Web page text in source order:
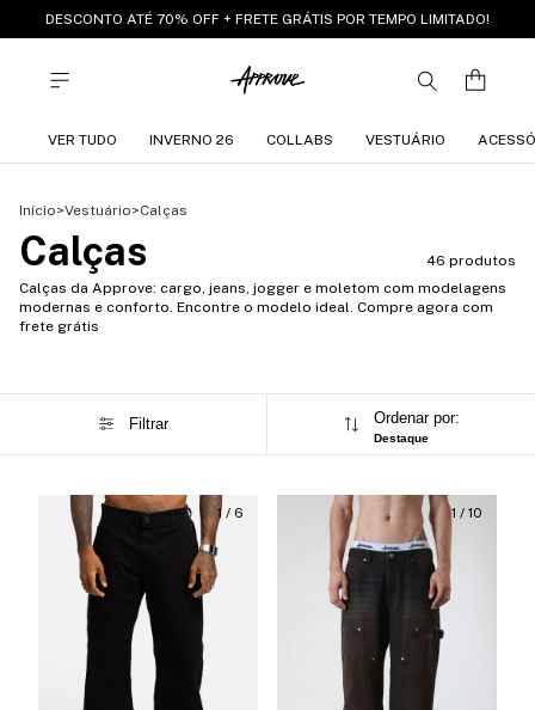
DESCONTO ATÉ 70% OFF + FRETE GRÁTIS POR TEMPO LIMITADO!
VER TUDO INVERNO 26 COLLABS VESTUÁRIO
Início>Vestuário>Calças
Calças
46 produtos
Calças da Approve: cargo, jeans, jogger e moletom com modelagens
modernas e conforto. Encontre o modelo ideal. Compre agora com
frete grátis
Filtrar Ordenar por:
Destaque
1 / 6 1 / 10